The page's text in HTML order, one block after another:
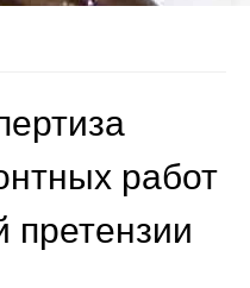
работ
претензии